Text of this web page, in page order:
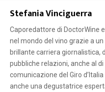
Stefania Vinciguerra
Caporedattore di DoctorWine
nel mondo del vino grazie a
brillante carriera giornalistica,
pubbliche relazioni, anche al
comunicazione del Giro
anche una degustatrice